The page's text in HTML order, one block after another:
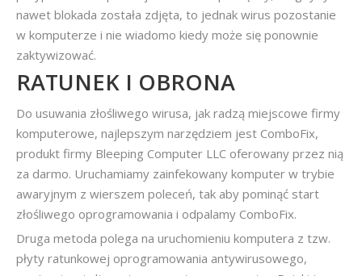
nawet blokada została zdjęta, to jednak wirus pozostanie
w komputerze i nie wiadomo kiedy może się ponownie
zaktywizować.
RATUNEK I OBRONA
Do usuwania złośliwego wirusa, jak radzą miejscowe firmy
komputerowe, najlepszym narzędziem jest ComboFix,
produkt firmy Bleeping Computer LLC oferowany przez nią
za darmo. Uruchamiamy zainfekowany komputer w trybie
awaryjnym z wierszem poleceń, tak aby pominąć start
złośliwego oprogramowania i odpalamy ComboFix.
Druga metoda polega na uruchomieniu komputera z tzw.
płyty ratunkowej oprogramowania antywirusowego,